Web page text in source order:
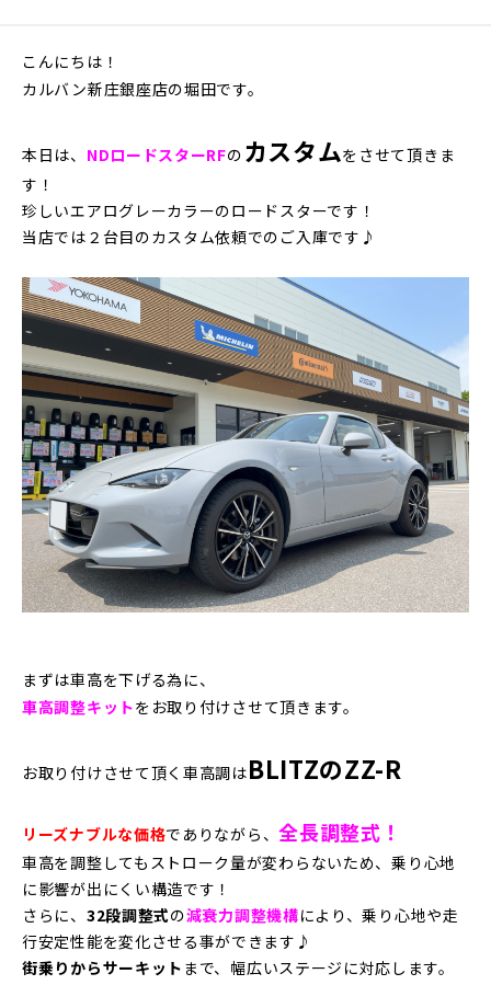
こんにちは！
カルバン新庄銀座店の堀田です。
本日は、 NDロードスターRFの カスタムをさせて頂きま
す！
珍しいエアログレーカラーのロードスターです！
当店では２台目のカスタム依頼でのご入庫です♪
まずは車高を下げる為に、
車高調整キットをお取り付けさせて頂きます。
お取り付けさせて頂く車高調はBLITZのZZ-R
リーズナブルな価格でありながら、全長調整式！
車高を調整してもストローク量が変わらないため、乗り心地
に影響が出にくい構造です！
さらに、 32段調整式の減衰力調整機構により、乗り心地や走
行安定性能を変化させる事ができます♪
街乗りからサーキット まで、幅広いステージに対応します。